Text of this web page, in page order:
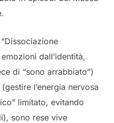
dall’identità,
di “sono arrabbiato”)
l’energia nervosa
limitato, evitando
sono rese vive